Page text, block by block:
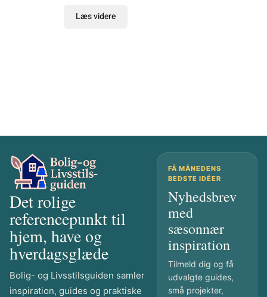
Læs videre
Det rolige
referencepunkt til
hjem, have og
hverdagsglæde
Bolig- og Livsstilsguiden samler
inspiration, guides og praktiske
FÅ MÅNEDENS
BEDSTE IDÉER
Nyhedsbrev
med
sæsonnær
inspiration
Tilmeld dig og få
udvalgte guides,
små projekter,